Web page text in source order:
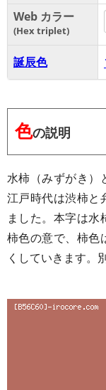
Web カラー
Hex triplet
誕辰色
色の説明
水柿（みずがき）
江戸時代は渋柿と
ました。本字は水
柿色の意で、柿色
くしていきます。